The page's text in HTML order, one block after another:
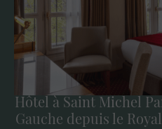
Hôtel à Saint Michel
Gauche depuis le